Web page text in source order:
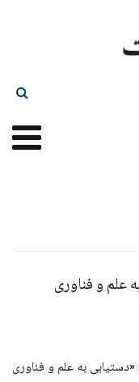
و فناوری
به علم و فناوری